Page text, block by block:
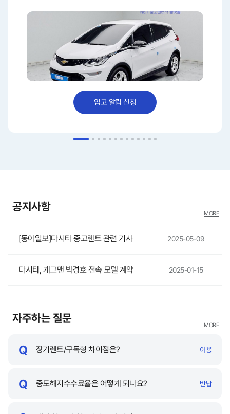
입고 알림 신청
공지사항
MORE
[동아일보]다시타 중고렌트 관련 기사 2025-05-09
다시타, 개그맨 박경호 전속 모델 계약 2025-01-15
자주하는 질문
MORE
장기렌트/구독형 차이점은? 이용
중도해지수수료율은 어떻게 되나요? 반납